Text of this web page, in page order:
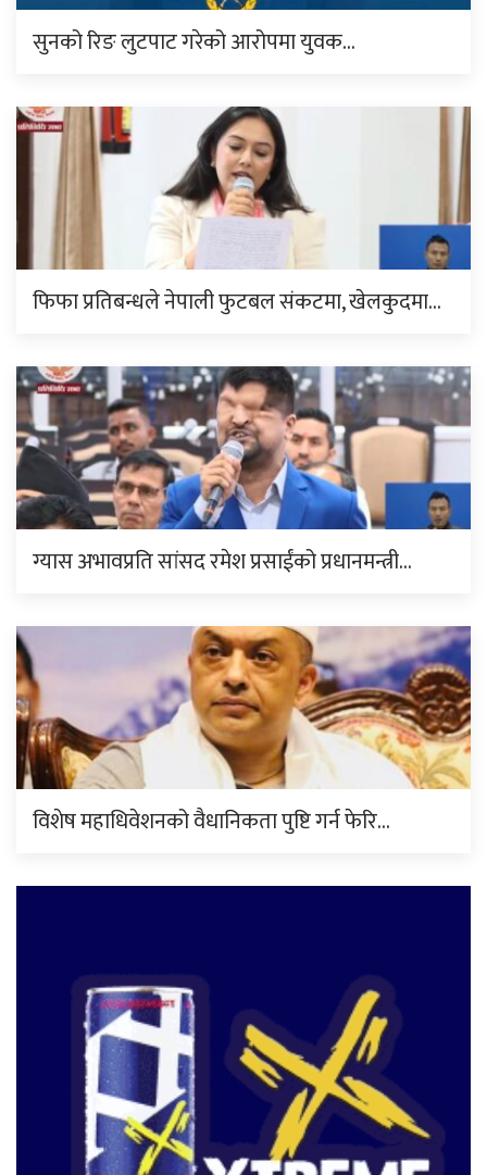
सुनको रिङ लुटपाट गरेको आरोपमा युवक…
फिफा प्रतिबन्धले नेपाली फुटबल संकटमा, खेलकुदमा…
ग्यास अभावप्रति सांसद रमेश प्रसाईंको प्रधानमन्त्री…
विशेष महाधिवेशनको वैधानिकता पुष्टि गर्न फेरि…